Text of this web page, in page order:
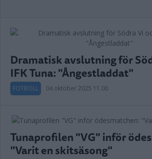
Dramatisk avslutning för
IFK Tuna: "Ångestladdat"
FOTBOLL 04 oktober 2025 11.00
Tunaprofilen "VG" inför
"Varit en skitsäsong"